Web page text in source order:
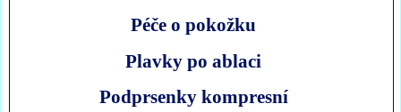
Péče o pokožku
Plavky po ablaci
Podprsenky kompresní